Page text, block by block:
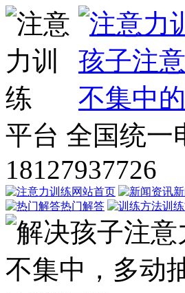
平台 全国统一
18127937726
网站首页
热门解答
训